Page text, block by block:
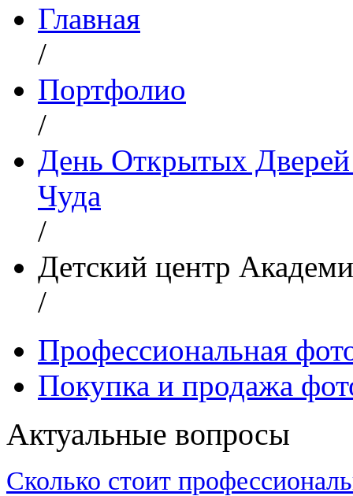
Главная
/
Портфолио
/
День Открытых Дверей
Чуда
/
Детский центр
/
Профессиональная
Покупка и продажа
Актуальные вопросы
Сколько стоит